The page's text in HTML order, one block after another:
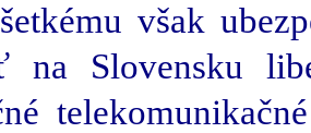
však
na Slovensku